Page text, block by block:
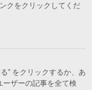
クをクリックしてくだ
” をクリックするか、あ
ーザーの記事を全て検